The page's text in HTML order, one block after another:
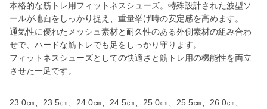
本格的な筋トレ用フィットネスシューズ。特殊設計された波型ソ
ールが地面をしっかり捉え、重量挙げ時の安定感を高めます。
通気性に優れたメッシュ素材と耐久性のある外側素材の組み合わ
せで、ハードな筋トレでも足をしっかり守ります。
フィットネスシューズとしての快適さと筋トレ用の機能性を両立
させた一足です。
23.0㎝、23.5㎝、24.0㎝、24.5㎝、25.0㎝、25.5㎝、26.0㎝、